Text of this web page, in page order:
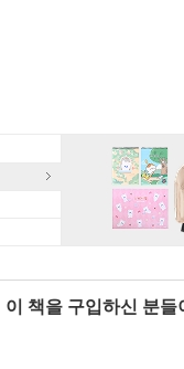
이 책을 구입하신 분